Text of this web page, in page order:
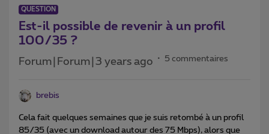
QUESTION
Est-il possible de revenir à un profil
100/35 ?
Forum|Forum|3 years ago 5 commentaires
brebis
Cela fait quelques semaines que je suis retombé à un profil
85/35 (avec un download autour des 75 Mbps), alors que